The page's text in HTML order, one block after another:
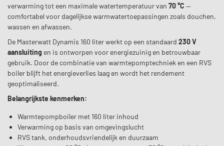
verwarming tot een maximale watertemperatuur van 70 °C —
comfortabel voor dagelijkse warmwatertoepassingen zoals douchen,
wassen en afwassen.
De Masterwatt Dynamis 160 liter werkt op een standaard 230 V
aansluiting en is ontworpen voor energiezuinig en betrouwbaar
gebruik. Door de combinatie van warmtepomptechniek en een RVS
boiler blijft het energieverlies laag en wordt het rendement
geoptimaliseerd.
Belangrijkste kenmerken:
Warmtepompboiler met 160 liter inhoud
Verwarming op basis van omgevingslucht
RVS tank, onderhoudsvriendelijk en duurzaam